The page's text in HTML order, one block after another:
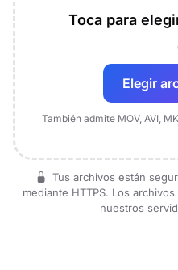
Toca para
Elegir
También admite MOV, AVI,
Tus archivos están
mediante HTTPS. Los
nuestros